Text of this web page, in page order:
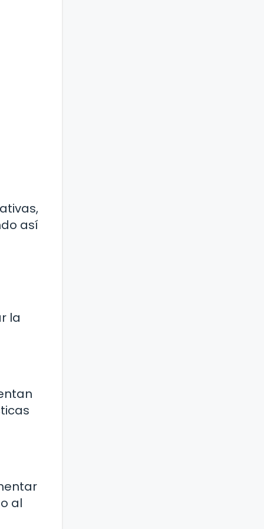
así
la
al